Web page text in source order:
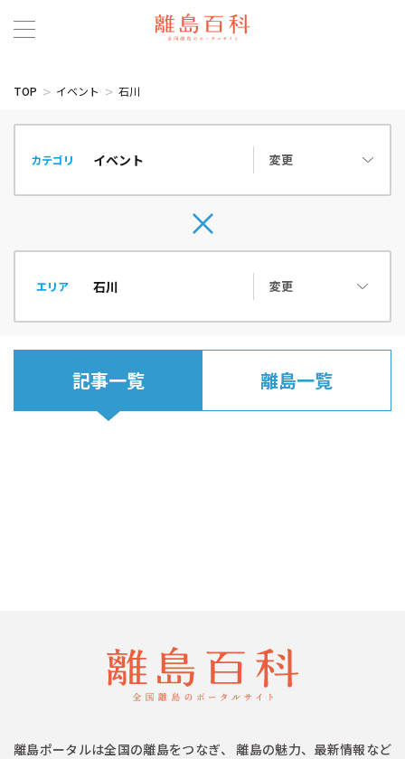
TOP イベント 石川
カテゴリ 変更
エリア 変更
記事一覧 離島一覧
離島ポータルは全国の離島をつなぎ、 離島の魅力、最新情報など